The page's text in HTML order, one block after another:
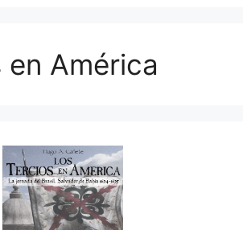
en América